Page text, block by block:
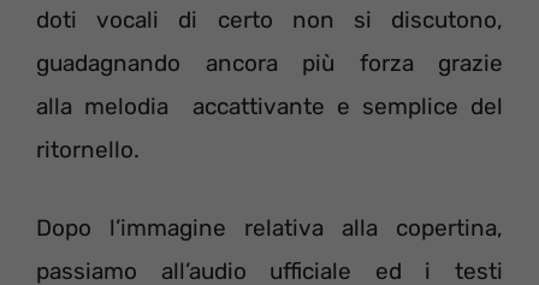
doti vocali di certo non si discutono,
guadagnando ancora più forza grazie
alla melodia accattivante e semplice del
ritornello.
Dopo l’immagine relativa alla copertina,
passiamo all’audio ufficiale ed i testi